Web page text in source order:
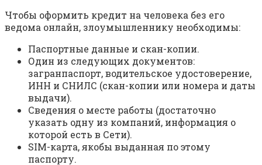
Чтобы оформить кредит на человека без его
ведома онлайн, злоумышленнику необходимы:
Паспортные данные и скан-копии.
Один из следующих документов:
загранпаспорт, водительское удостоверение,
ИНН и СНИЛС (скан-копии или номера и даты
выдачи).
Сведения о месте работы (достаточно
указать одну из компаний, информация о
которой есть в Сети).
SIM-карта, якобы выданная по этому
паспорту.